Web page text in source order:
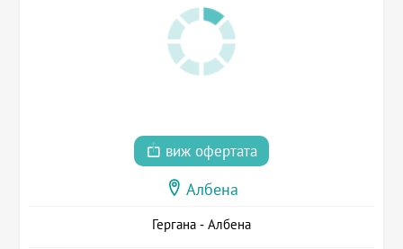
виж офертата
Албена
Гергана - Албена